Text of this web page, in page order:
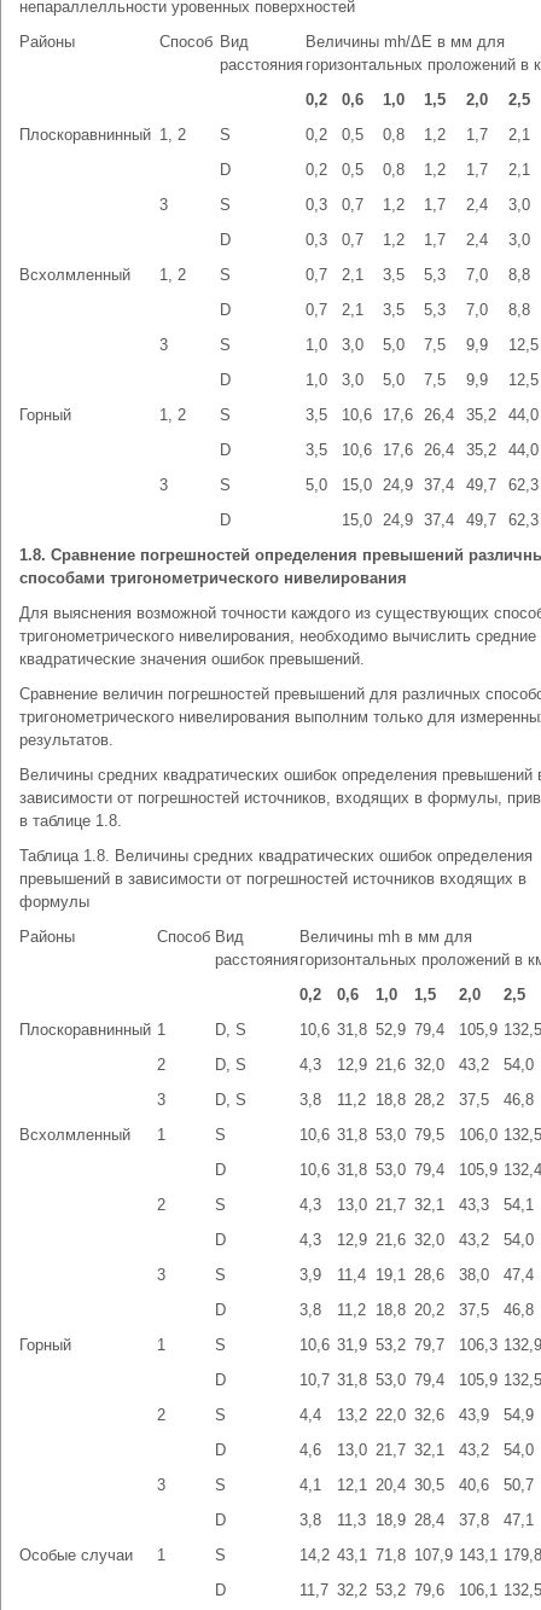
непараллелльности уровенных поверхностей
Районы
Способ Вид
расстояния
Величины mh/ΔЕ в мм для
горизонтальных проложений в
0,2
0,6 1,0 1,5 2,0
2,5
Плоскоравнинный 1, 2 S 0,2 0,5 0,8 1,2 1,7
2,1
D
0,2 0,5 0,8 1,2 1,7
2,1
3
S 0,3 0,7 1,2 1,7 2,4
3,0
D
0,3 0,7 1,2 1,7 2,4
3,0
Всхолмленный
1, 2 S 0,7 2,1 3,5 5,3 7,0
8,8
D
0,7 2,1 3,5 5,3 7,0
8,8
3
S 1,0 3,0 5,0 7,5 9,9
12,5
D
1,0 3,0 5,0 7,5 9,9
12,5
Горный
1, 2 S 3,5 10,6 17,6 26,4 35,2
44,0
D
3,5 10,6 17,6 26,4 35,2
44,0
3
S 5,0 15,0 24,9 37,4 49,7
62,3
D
15,0 24,9 37,4 49,7
62,3
1.8. Сравнение погрешностей определения превышений
способами тригонометрического нивелирования
Для выяснения возможной точности каждого из существующих
тригонометрического нивелирования, необходимо вычислить средние
квадратические значения ошибок превышений.
Сравнение величин погрешностей превышений для различных
тригонометрического нивелирования выполним только для
результатов.
Величины средних квадратических ошибок определения превышений
зависимости от погрешностей источников, входящих в формулы,
в таблице 1.8.
Таблица 1.8. Величины средних квадратических ошибок определения
превышений в зависимости от погрешностей источников входящих в
формулы
Районы
Способ Вид
расстояния
Величины mh в мм для
горизонтальных проложений в
0,2
0,6 1,0 1,5 2,0
2,5
Плоскоравнинный 1 D, S 10,6 31,8 52,9 79,4 105,9 132,5
2
D, S 4,3 12,9 21,6 32,0 43,2
54,0
3
D, S 3,8 11,2 18,8 28,2 37,5
46,8
Всхолмленный
1 S 10,6 31,8 53,0 79,5 106,0 132,5
D
10,6 31,8 53,0 79,4 105,9 132,4
2
S 4,3 13,0 21,7 32,1 43,3
54,1
D
4,3 12,9 21,6 32,0 43,2
54,0
3
S 3,9 11,4 19,1 28,6 38,0
47,4
D
3,8 11,2 18,8 20,2 37,5
46,8
Горный
1 S 10,6 31,9 53,2 79,7 106,3 132,9
D
10,7 31,8 53,0 79,4 105,9 132,5
2
S 4,4 13,2 22,0 32,6 43,9
54,9
D
4,6 13,0 21,7 32,1 43,2
54,0
3
S 4,1 12,1 20,4 30,5 40,6
50,7
D
3,8 11,3 18,9 28,4 37,8
47,1
Особые случаи
1 S 14,2 43,1 71,8 107,9 143,1 179,8
D
11,7 32,2 53,2 79,6 106,1 132,5